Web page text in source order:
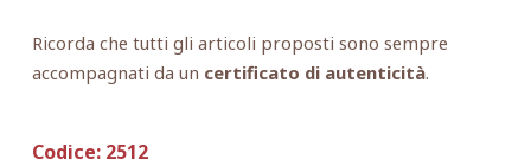
Ricorda che tutti gli articoli proposti sono sempre
accompagnati da un certificato di autenticità.
Codice:2512